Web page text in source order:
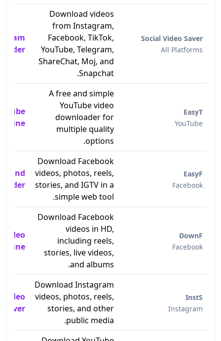
Social Video Saver
All Platforms
Download videos
from Instagram,
Facebook, TikTok,
YouTube, Telegram,
ShareChat, Moj, and
Snapchat.
EasyT
YouTube
A free and simple
YouTube video
downloader for
multiple quality
options.
EasyF
Facebook
Download Facebook
videos, photos, reels,
stories, and IGTV in a
simple web tool.
and
DownF
Facebook
Download Facebook
videos in HD,
including reels,
stories, live videos,
and albums.
Video
InstS
Instagram
Download Instagram
videos, photos, reels,
stories, and other
public media.
Saver